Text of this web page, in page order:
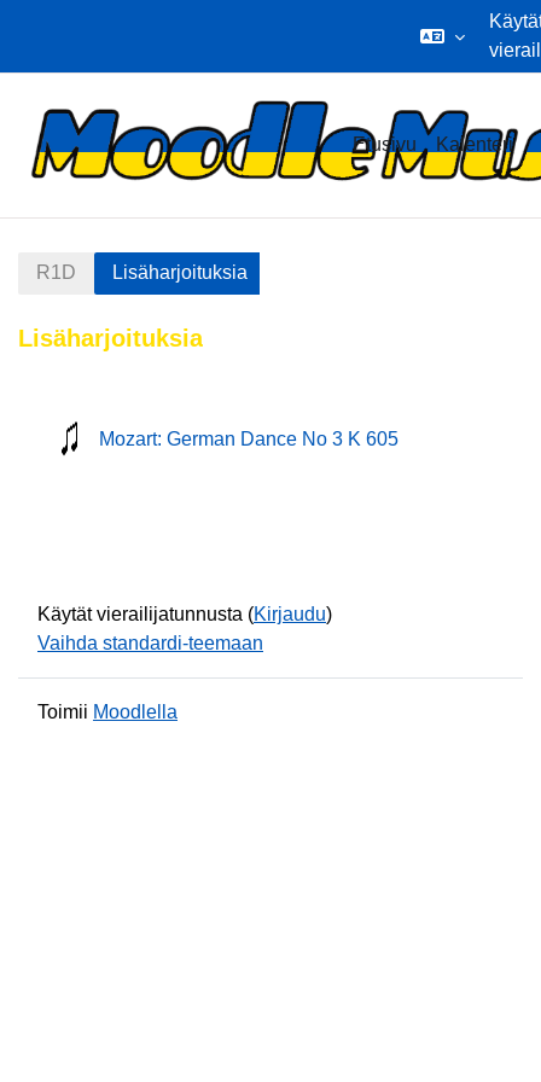
Etusivu Kalenteri
R1D Lisäharjoituksia
Lisäharjoituksia
Osion ääriviiva
Mozart: German Dance No 3 K 605mmusic
Käytät vierailijatunnusta (Kirjaudu)
Vaihda standardi-teemaan
Toimii Moodlella